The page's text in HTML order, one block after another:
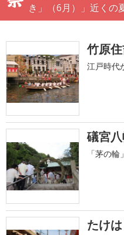
き」（6月）」近くの
竹原
江戸時代
礒宮
「茅の
たけ